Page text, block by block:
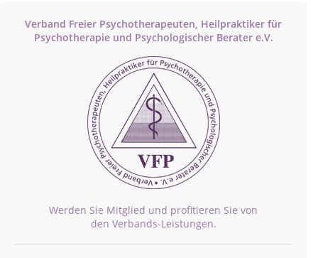
Verband Freier Psychotherapeuten, Heilpraktiker für
Psychotherapie und Psychologischer Berater e.V.
Werden Sie Mitglied und profitieren Sie von
den Verbands-Leistungen.